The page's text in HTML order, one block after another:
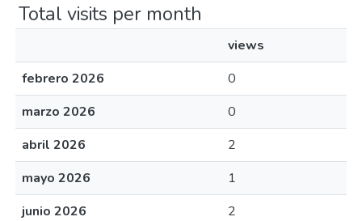
Total visits per month
views
febrero 2026
0
marzo 2026
0
abril 2026
2
mayo 2026
1
junio 2026
2